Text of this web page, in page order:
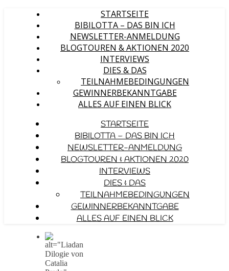
STARTSEITE
BIBILOTTA – DAS BIN ICH
NEWSLETTER-ANMELDUNG
BLOGTOUREN & AKTIONEN 2020
INTERVIEWS
DIES & DAS
TEILNAHMEBEDINGUNGEN
GEWINNERBEKANNTGABE
ALLES AUF EINEN BLICK
STARTSEITE
BIBILOTTA – DAS BIN ICH
NEWSLETTER-ANMELDUNG
BLOGTOUREN & AKTIONEN 2020
INTERVIEWS
DIES & DAS
TEILNAHMEBEDINGUNGEN
GEWINNERBEKANNTGABE
ALLES AUF EINEN BLICK